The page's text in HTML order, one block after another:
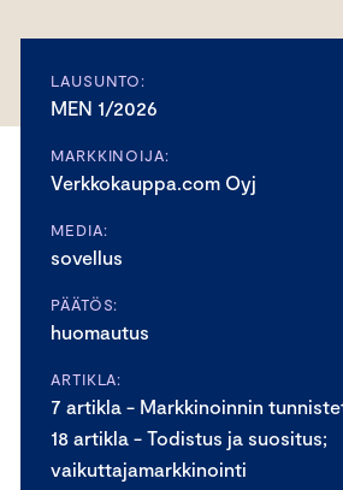
LAUSUNTO:
MEN 1/2026
MARKKINOIJA:
Verkkokauppa.com Oyj
MEDIA:
sovellus
PÄÄTÖS:
huomautus
ARTIKLA:
7 artikla - Markkinoinnin
18 artikla - Todistus ja suositus;
vaikuttajamarkkinointi